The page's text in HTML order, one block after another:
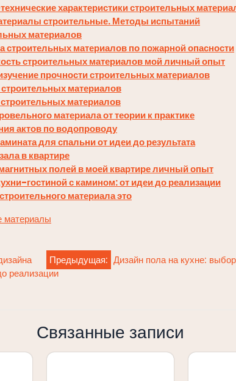
характеристики строительных
строительные. Методы испытаний
материалов
строительных материалов по пожарной опасности
строительных материалов мой личный опыт
прочности строительных материалов
материалов
материалов
материала от теории к практике
актов по водопроводу
для спальни от идеи до результата
в квартире
полей в моей квартире личный опыт
гостиной с камином: от идеи до реализации
материала это
материалы
Предыдущая: Дизайн пола на кухне:
реализации
Связанные записи